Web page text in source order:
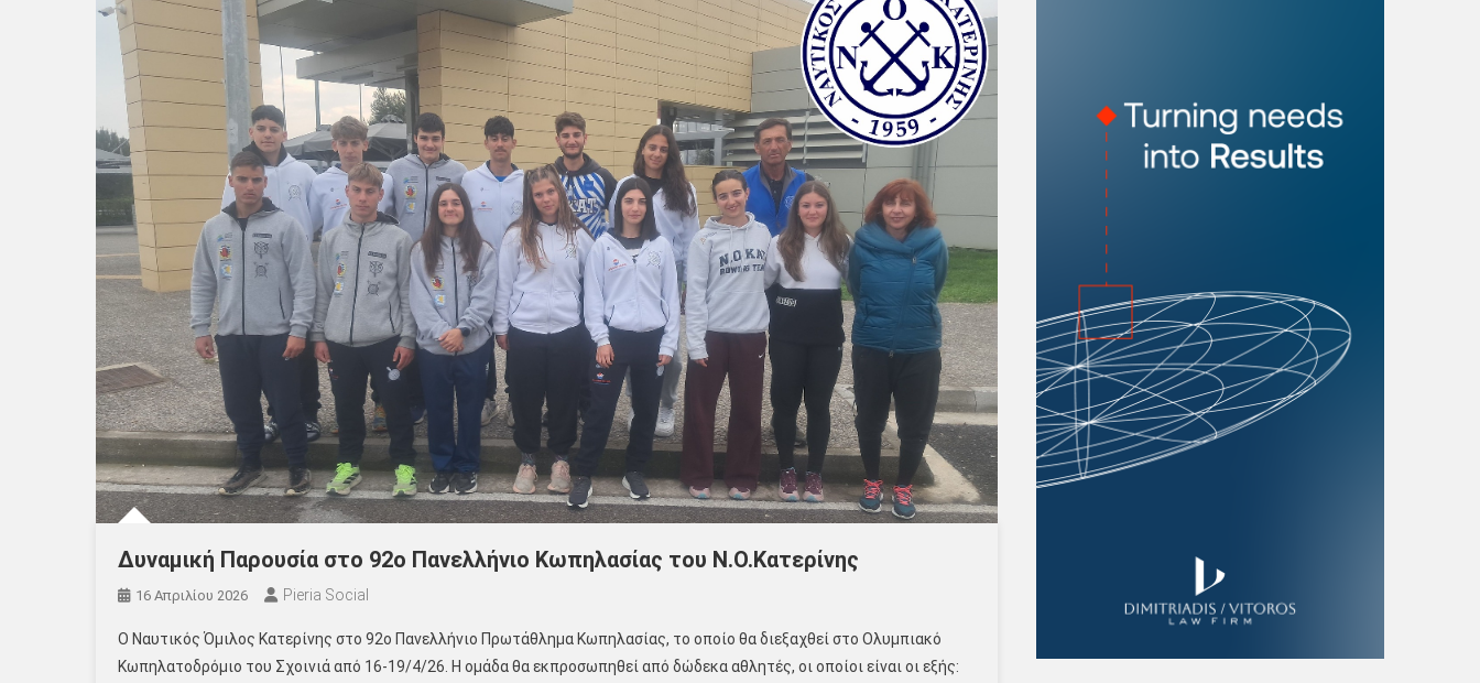
Δυναμική Παρουσία στο 92ο Πανελλήνιο Κωπηλασίας του Ν.Ο.Κατερίνης
16 Απριλίου 2026 Pieria Social
Ο Ναυτικός Όμιλος Κατερίνης στο 92ο Πανελλήνιο Πρωτάθλημα Κωπηλασίας, το οποίο θα διεξαχθεί στο Ολυμπιακό
Κωπηλατοδρόμιο του Σχοινιά από 16-19/4/26. Η ομάδα θα εκπροσωπηθεί από δώδεκα αθλητές, οι οποίοι είναι οι εξής: